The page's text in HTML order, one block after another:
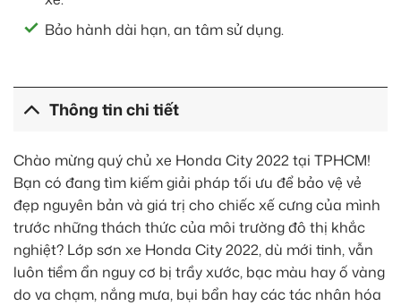
Bảo hành dài hạn, an tâm sử dụng.
Thông tin chi tiết
Chào mừng quý chủ xe Honda City 2022 tại TPHCM!
Bạn có đang tìm kiếm giải pháp tối ưu để bảo vệ vẻ
đẹp nguyên bản và giá trị cho chiếc xế cưng của mình
trước những thách thức của môi trường đô thị khắc
nghiệt? Lớp sơn xe Honda City 2022, dù mới tinh, vẫn
luôn tiềm ẩn nguy cơ bị trầy xước, bạc màu hay ố vàng
do va chạm, nắng mưa, bụi bẩn hay các tác nhân hóa